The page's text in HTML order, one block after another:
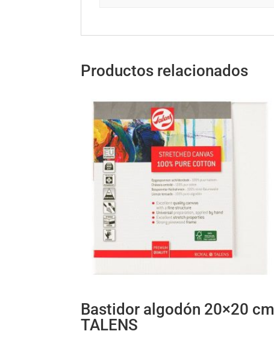
Productos relacionados
Bastidor algodón 20×20 cm
TALENS